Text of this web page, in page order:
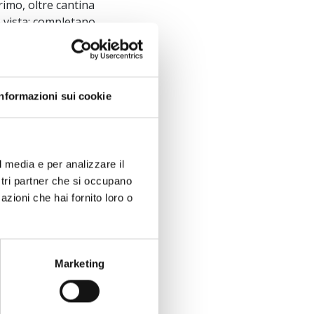
sui cookie
e per analizzare il
partner che si occupano
che hai fornito loro o
Marketing
oltre cantina
completano
uso ripostiglio e
La villa si trova in
prestigiose della
di
che
panoramica
restaurato
pari almeno al